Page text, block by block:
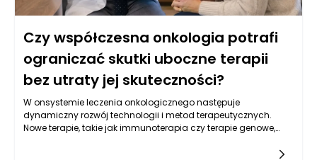
Czy współczesna onkologia potrafi
ograniczać skutki uboczne terapii
bez utraty jej skuteczności?
W onsystemie leczenia onkologicznego następuje
dynamiczny rozwój technologii i metod terapeutycznych.
Nowe terapie, takie jak immunoterapia czy terapie genowe,
mogą przyczynić się do ograniczenia skutków ubocznych. Te